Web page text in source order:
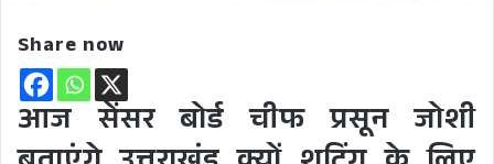
Share now
आज सेंसर बोर्ड चीफ प्रसून जोशी